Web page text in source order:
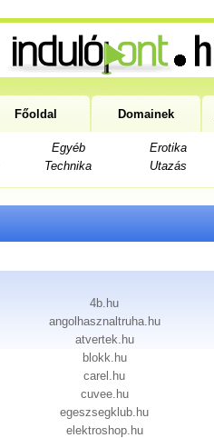
Főoldal Domainek
Egyéb Erotika
Technika Utazás
4b.hu
angolhasznaltruha.hu
atvertek.hu
blokk.hu
carel.hu
cuvee.hu
egeszsegklub.hu
elektroshop.hu